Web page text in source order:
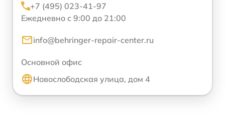
+7 (495) 023-41-97
Ежедневно с 9:00 до 21:00
info@behringer-repair-center.ru
Основной офис
Новослободская улица, дом 4